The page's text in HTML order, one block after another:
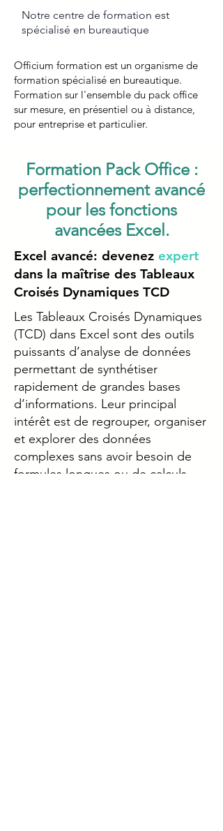
Notre centre de formation est
spécialisé en bureautique ​​​
Officium formation est un organisme de
formation spécialisé en bureautique.
Formation sur l'ensemble du pack office
sur mesure, en présentiel ou à distance,
pour entreprise et particulier.
Formation Pack Office :
perfectionnement avancé
pour les fonctions
avancées Excel.
Excel avancé: devenez expert
dans la maîtrise des Tableaux
Croisés Dynamiques TCD
Les Tableaux Croisés Dynamiques
(TCD) dans Excel sont des outils
puissants d’analyse de données
permettant de synthétiser
rapidement de grandes bases
d’informations. Leur principal
intérêt est de regrouper, organiser
et explorer des données
complexes sans avoir besoin de
formules longues ou de calculs